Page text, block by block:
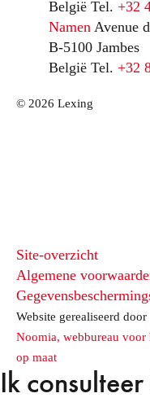
België Tel. +32
Namen Avenue
B-5100 Jambes
België Tel. +32
© 2026 Lexing
Site-overzicht
Algemene
Website gerealiseerd door
Noomia, webbureau voor
op maat
Ik